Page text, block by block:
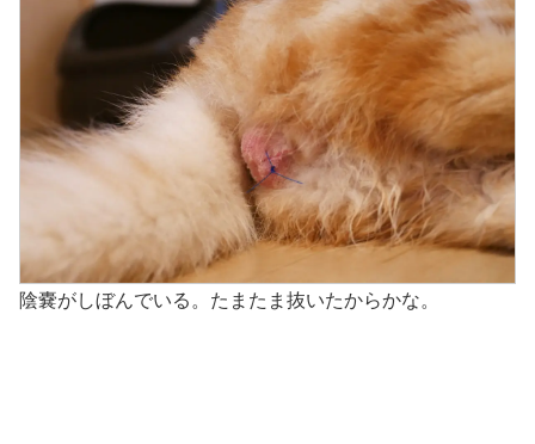
陰嚢がしぼんでいる。たまたま抜いたからかな。